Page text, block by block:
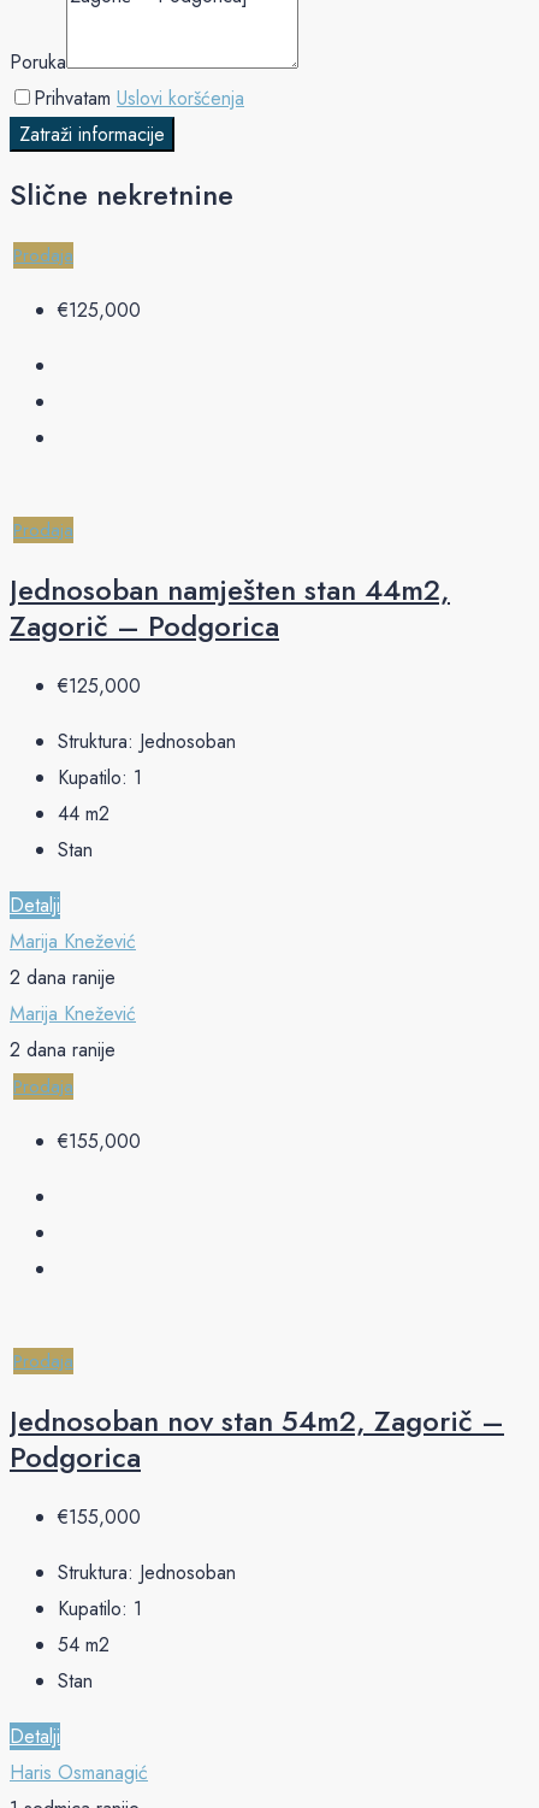
Poruka
Prihvatam Uslovi koršćenja
Zatraži informacije
Slične nekretnine
Prodaja
€‎125,000
Prodaja
Jednosoban namješten stan 44m2,
Zagorič – Podgorica
€‎125,000
Struktura: Jednosoban
Kupatilo: 1
44 m2
Stan
Detalji
Marija Knežević
2 dana ranije
Marija Knežević
2 dana ranije
Prodaja
€‎155,000
Prodaja
Jednosoban nov stan 54m2, Zagorič –
Podgorica
€‎155,000
Struktura: Jednosoban
Kupatilo: 1
54 m2
Stan
Detalji
Haris Osmanagić